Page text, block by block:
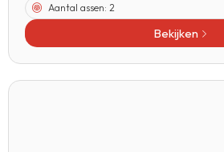
Aantal assen: 2
Bekijken